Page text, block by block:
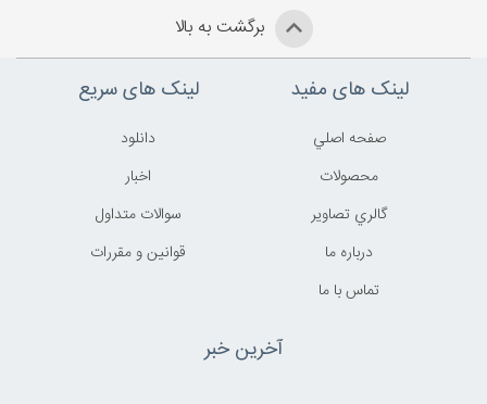
برگشت به بالا
لینک های مفید
صفحه اصلي
محصولات
گالري تصاوير
درباره ما
تماس با ما
لینک های سریع
دانلود
اخبار
سوالات متداول
قوانين و مقررات
آخرین خبر